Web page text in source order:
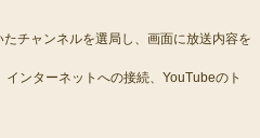
チャンネルを選局し、画面に放送内容を
ンターネットへの接続、YouTubeのト